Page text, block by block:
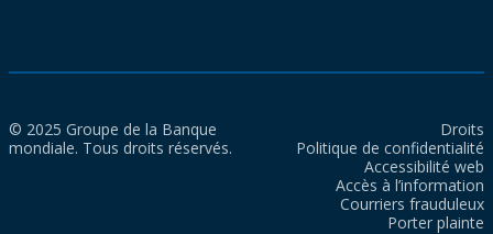
© 2025 Groupe de la Banque
mondiale. Tous droits réservés.
Droits
Politique de confidentialité
Accessibilité web
Accès à l’information
Courriers frauduleux
Porter plainte